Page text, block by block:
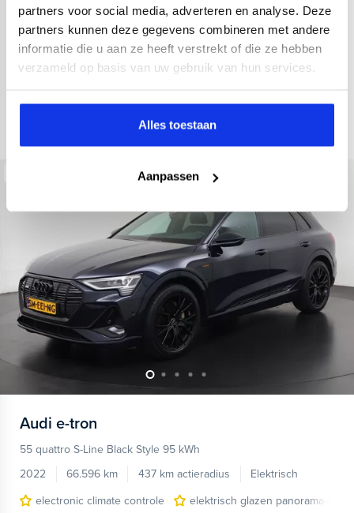
partners voor social media, adverteren en analyse. Deze
partners kunnen deze gegevens combineren met andere
informatie die u aan ze heeft verstrekt of die ze hebben
verzameld op basis van uw gebruik van hun services.
Alles toestaan
Aanpassen
34.998 km 437 km actieradius
Elektrisch
electronic climate controle
elektrisch glazen panorama-dak
Kopen
36.895,-
Private lease
793,- p.m.
Audi e-tron
55 quattro S-Line Black Style 95 kWh
2022
66.596 km 437 km actieradius
Elektrisch
electronic climate controle
elektrisch glazen panorama-dak